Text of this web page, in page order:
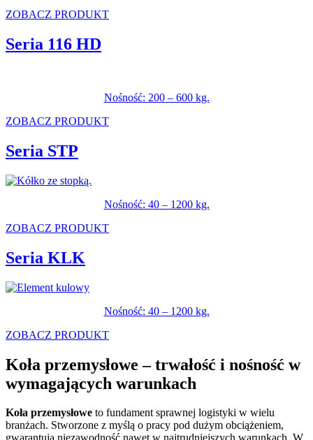
ZOBACZ PRODUKT
Seria 116 HD
Nośność: 200 – 600 kg.
ZOBACZ PRODUKT
Seria STP
Nośność: 40 – 1200 kg.
ZOBACZ PRODUKT
Seria KLK
Nośność: 40 – 1200 kg.
ZOBACZ PRODUKT
Koła przemysłowe – trwałość i nośność w
wymagających warunkach
Koła przemysłowe to fundament sprawnej logistyki w wielu
branżach. Stworzone z myślą o pracy pod dużym obciążeniem,